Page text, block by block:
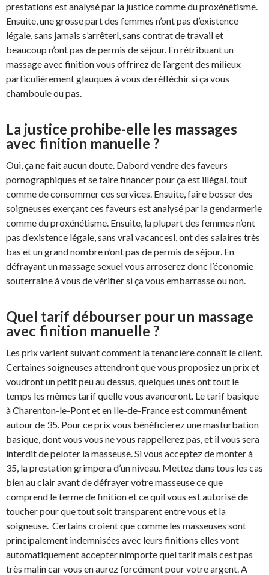
prestations est analysé par la justice comme du proxénétisme.
Ensuite, une grosse part des femmes n’ont pas d’existence
légale, sans jamais s’arrêterl, sans contrat de travail et
beaucoup n’ont pas de permis de séjour. En rétribuant un
massage avec finition vous offrirez de l’argent des milieux
particulièrement glauques à vous de réfléchir si ça vous
chamboule ou pas.
La justice prohibe-elle les massages
avec finition manuelle ?
Oui, ça ne fait aucun doute. Dabord vendre des faveurs
pornographiques et se faire financer pour ça est illégal, tout
comme de consommer ces services. Ensuite, faire bosser des
soigneuses exerçant ces faveurs est analysé par la gendarmerie
comme du proxénétisme. Ensuite, la plupart des femmes n’ont
pas d’existence légale, sans vrai vacancesl, ont des salaires très
bas et un grand nombre n’ont pas de permis de séjour. En
défrayant un massage sexuel vous arroserez donc l’économie
souterraine à vous de vérifier si ça vous embarrasse ou non.
Quel tarif débourser pour un massage
avec finition manuelle ?
Les prix varient suivant comment la tenancière connaît le client.
Certaines soigneuses attendront que vous proposiez un prix et
voudront un petit peu au dessus, quelques unes ont tout le
temps les mêmes tarif quelle vous avanceront. Le tarif basique
à Charenton-le-Pont et en Ile-de-France est communément
autour de 35. Pour ce prix vous bénéficierez une masturbation
basique, dont vous vous ne vous rappellerez pas, et il vous sera
interdit de peloter la masseuse. Si vous acceptez de monter à
35, la prestation grimpera d’un niveau. Mettez dans tous les cas
bien au clair avant de défrayer votre masseuse ce que
comprend le terme de finition et ce quil vous est autorisé de
toucher pour que tout soit transparent entre vous et la
soigneuse. Certains croient que comme les masseuses sont
principalement indemnisées avec leurs finitions elles vont
automatiquement accepter nimporte quel tarif mais cest pas
très malin car vous en aurez forcément pour votre argent. A